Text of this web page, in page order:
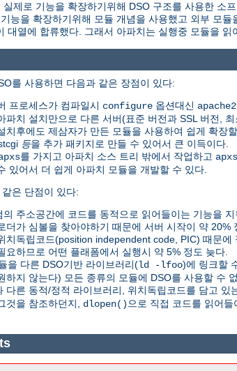
실제로 기능을 확장하기위해 DSO 구조를 사용한 소
능을 확장하기위해 모듈 개념을 사용했고 외부 모
대열에 합류했다. 그래서 아파치는 실행중 모듈을
를 사용하면 다음과 같은 장점이 있다:
프로세스가 컴파일시 configure 옵션대신
파치 설치만으로 다른 서버(표준 버전과 SSL 버전,
치후에도 제삼자가 만든 모듈을 사용하여 쉽게 확장
등을 추가 패키지로 만들 수 있어서 큰 이득이다.
를 가지고 아파치 소스 트리 밖에서 작업하고
있어서 더 쉽게 아파치 모듈을 개발할 수 있다.
은 단점이 있다:
의 주소공간에 코드를 동적으로 읽어들이는 기능을
더가 심볼을 찾아야하기 때문에 서버 시작이 약 20%
치독립코드(position independent code, PIC) 때문
요하므로 어떤 플래폼에서 실행시 약 5% 정도 늦다.
을 다른 DSO기반 라이브러리(ld -lfoo)에 링크할
하지 않는다) 모든 종류의 모듈에 DSO를 사용할 수
다른 동적/정적 라이브러리, 위치독립코드를 담고 있
것을 참조하던지, dlopen() 으로 직접 코드를 읽어들